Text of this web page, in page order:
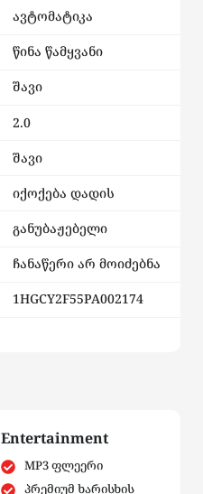
ავტომატიკა
წინა წამყვანი
შავი
2.0
შავი
იქოქება დადის
განუბაჟებელი
ჩანაწერი არ მოიძებნა
1HGCY2F55PA002174
Entertainment
MP3 ფლეერი
პრემიუმ ხარისხის